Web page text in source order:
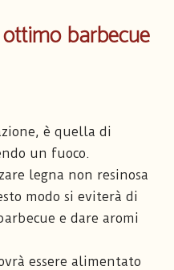
barbecue
è quella di
un fuoco.
legna non resinosa
modo si eviterà di
e dare aromi
essere alimentato